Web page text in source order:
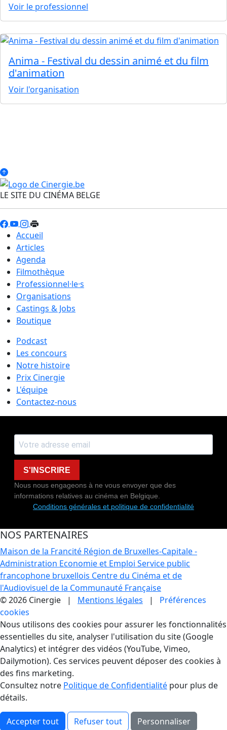
Voir le professionnel
Anima - Festival du dessin animé et du film
d'animation
Voir l'organisation
LE SITE DU CINÉMA BELGE
Accueil
Articles
Agenda
Filmothèque
Professionnel·le·s
Organisations
Castings & Jobs
Boutique
Podcast
Les concours
Notre histoire
Prix Cinergie
L'équipe
Contactez-nous
S'INSCRIRE
Nous nous engageons à ne vous envoyer que des
informations relatives au cinéma en Belgique.
Conditions générales et politique de confidentialité
NOS PARTENAIRES
Maison de la Francité Région de Bruxelles-Capitale -
Administration Economie et Emploi Service public
francophone bruxellois Centre du Cinéma et de
l'Audiovisuel de la Communauté Française
© 2026 Cinergie | Mentions légales | Préférences
cookies
Gestion des Cookies
Nous utilisons des cookies pour assurer les fonctionnalités
essentielles du site, analyser l'utilisation du site (Google
Analytics) et intégrer des vidéos (YouTube, Vimeo,
Dailymotion). Ces services peuvent déposer des cookies à
des fins marketing.
Consultez notre Politique de Confidentialité pour plus de
détails.
Accepter tout Refuser tout Personnaliser